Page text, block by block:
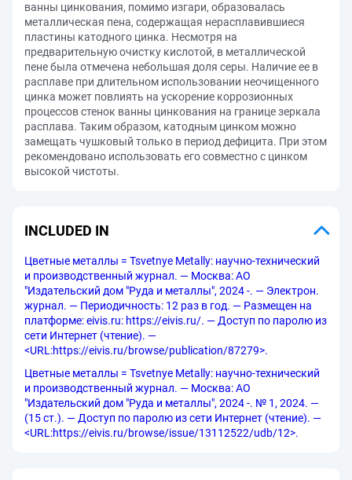
ванны цинкования, помимо изгари, образовалась
металлическая пена, содержащая нерасплавившиеся
пластины катодного цинка. Несмотря на
предварительную очистку кислотой, в металлической
пене была отмечена небольшая доля серы. Наличие ее в
расплаве при длительном использовании неочищенного
цинка может повлиять на ускорение коррозионных
процессов стенок ванны цинкования на границе зеркала
расплава. Таким образом, катодным цинком можно
замещать чушковый только в период дефицита. При этом
рекомендовано использовать его совместно с цинком
высокой чистоты.
INCLUDED IN
Цветные металлы = Tsvetnye Metally: научно-технический
и производственный журнал. — Москва: АО
"Издательский дом "Руда и металлы", 2024 -. — Электрон.
журнал. — Периодичность: 12 раз в год. — Размещен на
платформе: eivis.ru: https://eivis.ru/. — Доступ по паролю из
сети Интернет (чтение). —
<URL:https://eivis.ru/browse/publication/87279>.
Цветные металлы = Tsvetnye Metally: научно-технический
и производственный журнал. — Москва: АО
"Издательский дом "Руда и металлы", 2024 -. № 1, 2024. —
(15 ст.). — Доступ по паролю из сети Интернет (чтение). —
<URL:https://eivis.ru/browse/issue/13112522/udb/12>.